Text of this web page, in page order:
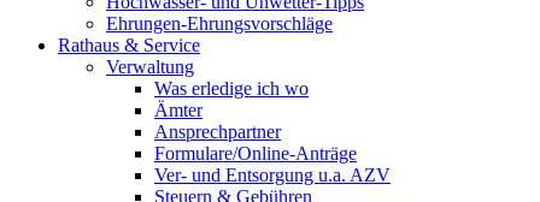
Ehrungen-Ehrungsvorschläge
Rathaus & Service
Verwaltung
Was erledige ich wo
Ämter
Ansprechpartner
Formulare/Online-Anträge
Ver- und Entsorgung u.a. AZV
Steuern & Gebühren